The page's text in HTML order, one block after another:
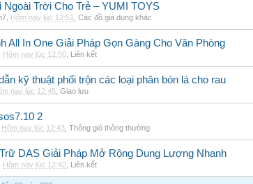
Trời Cho Trẻ – YUMI TOYS
Hôm nay lúc 12:51 Các đồ gia dụng khác
All In One Giải Pháp Gọn Gàng Cho Văn Phòng
Hôm nay lúc 12:50 Liên kết
kỹ thuật phối trộn các loại phân bón lá cho rau
nay lúc 12:45 Giao lưu
2
Hôm nay lúc 12:43 Thông gió thông thường
DAS Giải Pháp Mở Rộng Dung Lượng Nhanh
Hôm nay lúc 12:42 Liên kết